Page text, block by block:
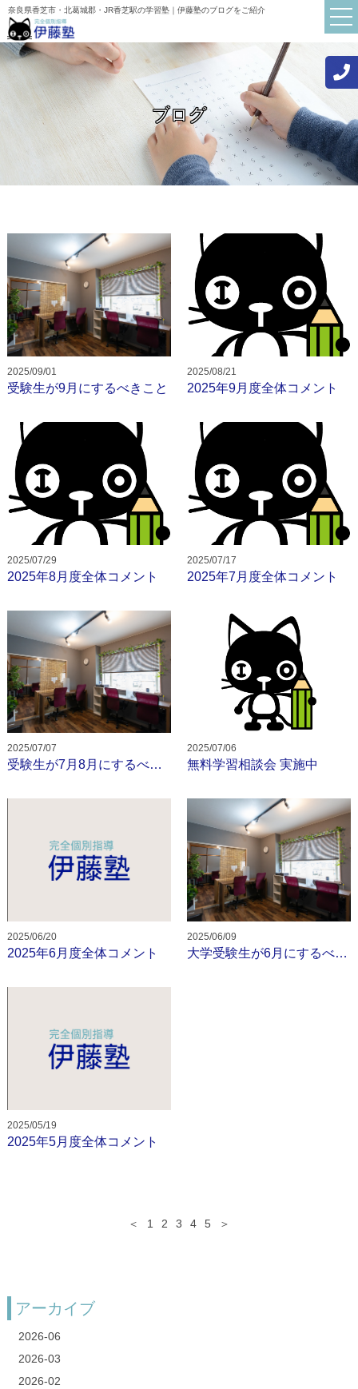
奈良県香芝市・北葛城郡・JR香芝駅の学習塾｜伊藤塾のブログをご紹介
伊藤塾について
ブログ
よくある質問
保護者・生徒の声
お問い合わせ
香芝下田校
二上駅前校
小学生コース
中学生コース
高校生・大学受験・社会人コース
ブログ
2025/09/01
受験生が9月にするべきこと
2025/08/21
2025年9月度全体コメント
2025/07/29
2025年8月度全体コメント
2025/07/17
2025年7月度全体コメント
2025/07/07
受験生が7月8月にするべきこと
2025/07/06
無料学習相談会 実施中
2025/06/20
2025年6月度全体コメント
2025/06/09
大学受験生が6月にするべきこと
2025/05/19
2025年5月度全体コメント
＜ 1 2 3 4 5 ＞
アーカイブ
2026-06
2026-03
2026-02